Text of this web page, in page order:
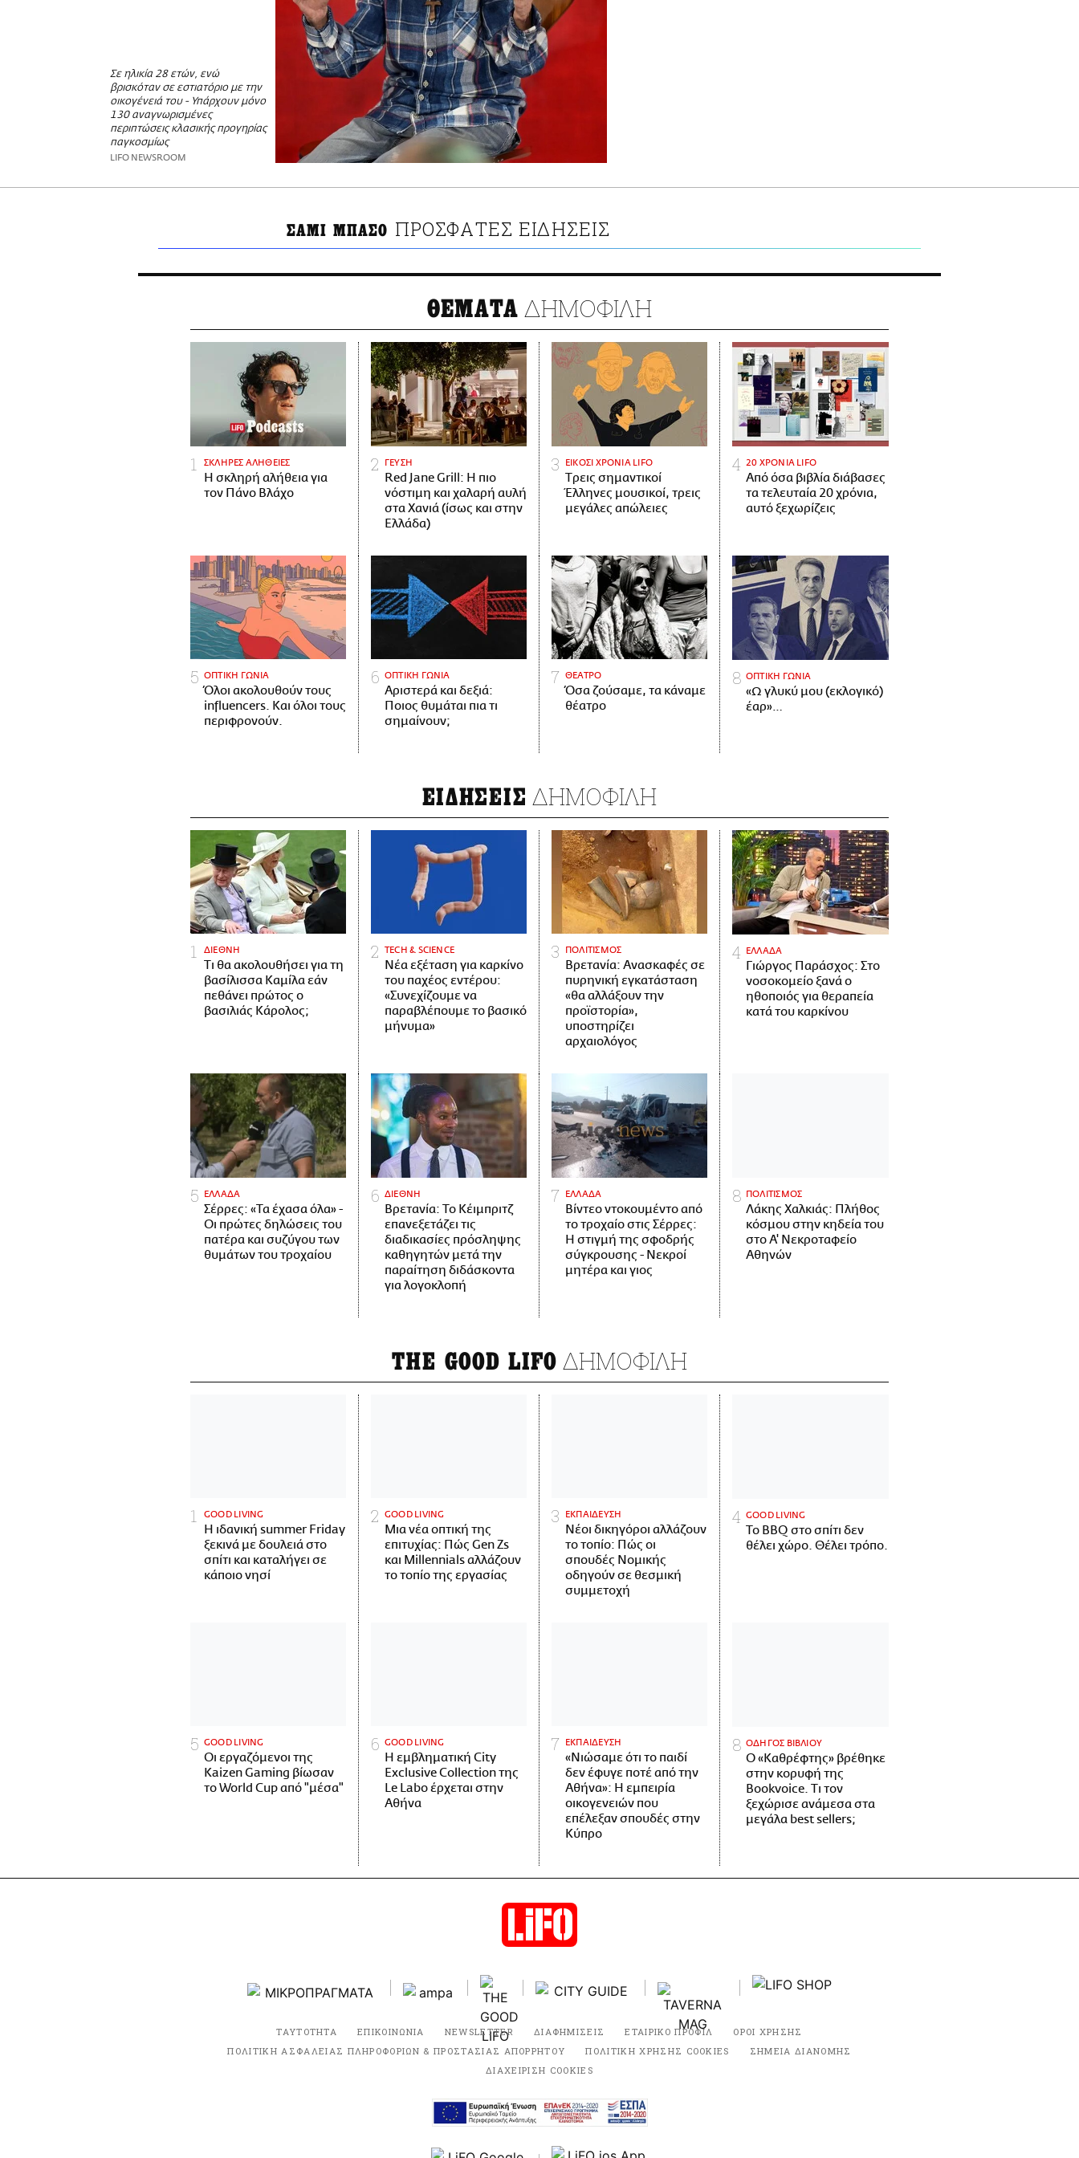
Σε ηλικία 28 ετών, ενώ
βρισκόταν σε εστιατόριο με την
οικογένειά του - Υπάρχουν μόνο
130 αναγνωρισμένες
περιπτώσεις κλασικής προγηρίας
παγκοσμίως
LIFO NEWSROOM
ΣΑΜΙ ΜΠΑΣΟ ΠΡΟΣΦΑΤΕΣ ΕΙΔΗΣΕΙΣ
ΘΕΜΑΤΑ ΔΗΜΟΦΙΛΗ
ΣΚΛΗΡΕΣ ΑΛΗΘΕΙΕΣ
H σκληρή αλήθεια για
τον Πάνο Βλάχο
ΓΕΥΣΗ
Red Jane Grill: Η πιο
νόστιμη και χαλαρή αυλή
στα Χανιά (ίσως και στην
Ελλάδα)
ΕΙΚΟΣΙ ΧΡΟΝΙΑ LIFO
Tρεις σημαντικοί
Έλληνες μουσικοί, τρεις
μεγάλες απώλειες
20 ΧΡΟΝΙΑ LIFO
Από όσα βιβλία διάβασες
τα τελευταία 20 χρόνια,
αυτό ξεχωρίζεις
ΟΠΤΙΚΗ ΓΩΝΙΑ
Όλοι ακολουθούν τους
influencers. Και όλοι τους
περιφρονούν.
ΟΠΤΙΚΗ ΓΩΝΙΑ
Αριστερά και δεξιά:
Ποιος θυμάται πια τι
σημαίνουν;
ΘΕΑΤΡΟ
Όσα ζούσαμε, τα κάναμε
θέατρο
ΟΠΤΙΚΗ ΓΩΝΙΑ
«Ω γλυκύ μου (εκλογικό)
έαρ»…
ΕΙΔΗΣΕΙΣ ΔΗΜΟΦΙΛΗ
ΔΙΕΘΝΗ
Τι θα ακολουθήσει για τη
βασίλισσα Καμίλα εάν
πεθάνει πρώτος ο
βασιλιάς Κάρολος;
ΤECH & SCIENCE
Νέα εξέταση για καρκίνο
του παχέος εντέρου:
«Συνεχίζουμε να
παραβλέπουμε το βασικό
μήνυμα»
ΠΟΛΙΤΙΣΜΟΣ
Βρετανία: Ανασκαφές σε
πυρηνική εγκατάσταση
«θα αλλάξουν την
προϊστορία»,
υποστηρίζει
αρχαιολόγος
ΕΛΛΑΔΑ
Γιώργος Παράσχος: Στο
νοσοκομείο ξανά ο
ηθοποιός για θεραπεία
κατά του καρκίνου
ΕΛΛΑΔΑ
Σέρρες: «Τα έχασα όλα» -
Οι πρώτες δηλώσεις του
πατέρα και συζύγου των
θυμάτων του τροχαίου
ΔΙΕΘΝΗ
Βρετανία: Το Κέιμπριτζ
επανεξετάζει τις
διαδικασίες πρόσληψης
καθηγητών μετά την
παραίτηση διδάσκοντα
για λογοκλοπή
ΕΛΛΑΔΑ
Βίντεο ντοκουμέντο από
το τροχαίο στις Σέρρες:
Η στιγμή της σφοδρής
σύγκρουσης - Νεκροί
μητέρα και γιος
ΠΟΛΙΤΙΣΜΟΣ
Λάκης Χαλκιάς: Πλήθος
κόσμου στην κηδεία του
στο Α' Νεκροταφείο
Αθηνών
THE GOOD LIFO ΔΗΜΟΦΙΛΗ
GOOD LIVING
Η ιδανική summer Friday
ξεκινά με δουλειά στο
σπίτι και καταλήγει σε
κάποιο νησί
GOOD LIVING
Μια νέα οπτική της
επιτυχίας: Πώς Gen Zs
και Millennials αλλάζουν
το τοπίο της εργασίας
ΕΚΠΑΙΔΕΥΣΗ
Νέοι δικηγόροι αλλάζουν
το τοπίο: Πώς οι
σπουδές Νομικής
οδηγούν σε θεσμική
συμμετοχή
GOOD LIVING
Το BBQ στο σπίτι δεν
θέλει χώρο. Θέλει τρόπο.
GOOD LIVING
Οι εργαζόμενοι της
Kaizen Gaming βίωσαν
το World Cup από "μέσα"
GOOD LIVING
Η εμβληματική City
Exclusive Collection της
Le Labo έρχεται στην
Αθήνα
ΕΚΠΑΙΔΕΥΣΗ
«Νιώσαμε ότι το παιδί
δεν έφυγε ποτέ από την
Αθήνα»: Η εμπειρία
οικογενειών που
επέλεξαν σπουδές στην
Κύπρο
ΟΔΗΓΟΣ ΒΙΒΛΙΟΥ
Ο «Καθρέφτης» βρέθηκε
στην κορυφή της
Bookvoice. Τι τον
ξεχώρισε ανάμεσα στα
μεγάλα best sellers;
ΤΑΥΤΟΤΗΤΑ ΕΠΙΚΟΙΝΩΝΙΑ NEWSLETTER ΔΙΑΦΗΜΙΣΕΙΣ ΕΤΑΙΡΙΚΟ ΠΡΟΦΙΛ
ΟΡΟΙ ΧΡΗΣΗΣ
ΠΟΛΙΤΙΚΗ ΑΣΦΑΛΕΙΑΣ ΠΛΗΡΟΦΟΡΙΩΝ & ΠΡΟΣΤΑΣΙΑΣ ΑΠΟΡΡΗΤΟΥ
ΠΟΛΙΤΙΚΗ ΧΡΗΣΗΣ COOKIES
ΣΗΜΕΙΑ ΔΙΑΝΟΜΗΣ
ΔΙΑΧΕΙΡΙΣΗ COOKIES